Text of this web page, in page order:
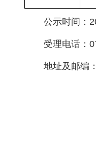
公示时间：
受理电话：
地址及邮编